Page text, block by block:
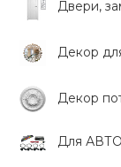
Двери,
Декор
Декор
Для АВТО